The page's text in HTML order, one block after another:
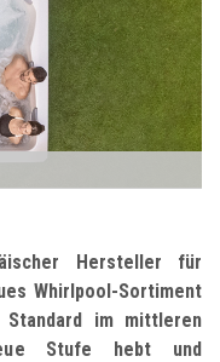
Hersteller für
Whirlpool-Sortiment
im mittleren
Stufe hebt und